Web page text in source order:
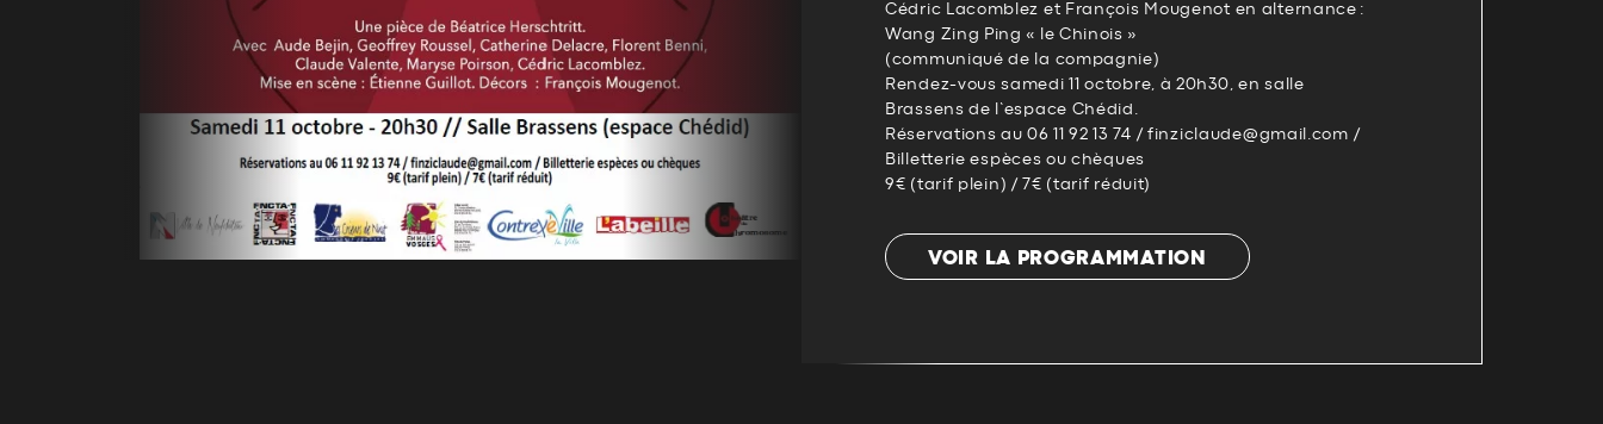
Cédric Lacomblez et François Mougenot en alternance :
Wang Zing Ping « le Chinois »
(communiqué de la compagnie)
Rendez-vous samedi 11 octobre, à 20h30, en salle
Brassens de l’espace Chédid.
Réservations au 06 11 92 13 74 / finziclaude@gmail.com /
Billetterie espèces ou chèques
9€ (tarif plein) / 7€ (tarif réduit)
VOIR LA PROGRAMMATION